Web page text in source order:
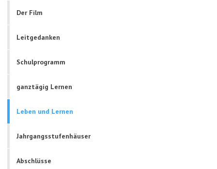
Der Film
Leitgedanken
Schulprogramm
ganztägig Lernen
Leben und Lernen
Jahrgangsstufenhäuser
Abschlüsse